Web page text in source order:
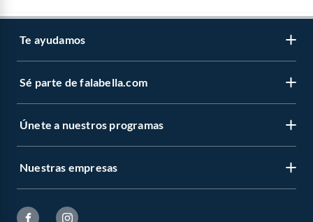
Te ayudamos
Sé parte de falabella.com
Únete a nuestros programas
Nuestras empresas